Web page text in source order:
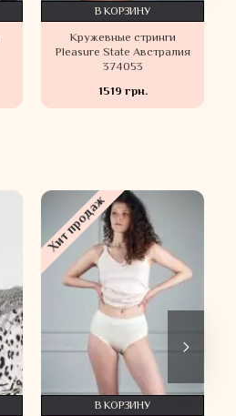
Кружевные стринги
Pleasure State Австралия
374053
1519 грн.
В КОРЗИНУ
Хит продаж
В КОРЗИНУ